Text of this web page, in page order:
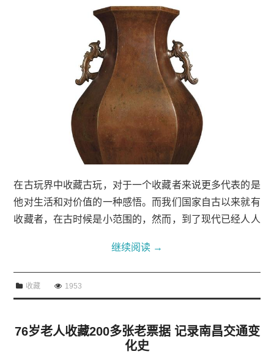
在古玩界中收藏古玩，对于一个收藏者来说更多代表的是
他对生活和对价值的一种感悟。而我们国家自古以来就有
收藏者，在古时候是小范围的，然而，到了现代已经人人
人来说，收藏更多的是作为一种投资的形式并...
继续阅读 →
收藏 1953
76岁老人收藏200多张老票据 记录南昌交通变
化史